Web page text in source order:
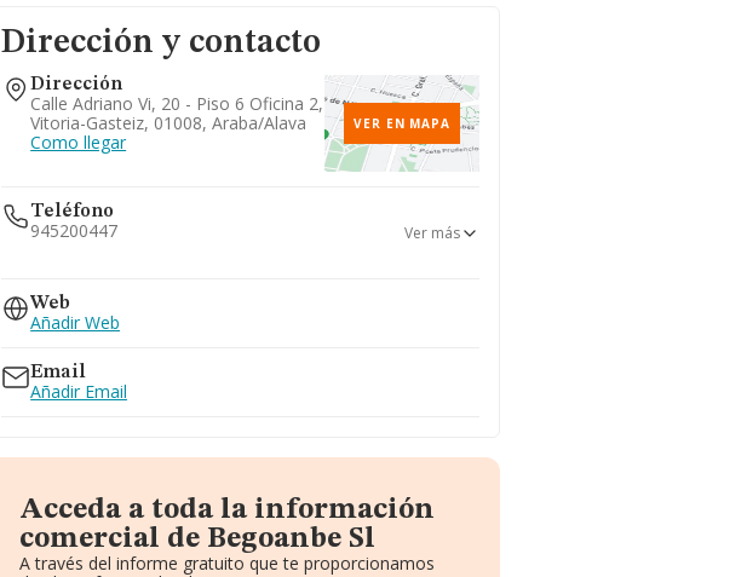
Dirección y contacto
Dirección
Calle Adriano Vi, 20 - Piso 6 Oficina 2,
Vitoria-Gasteiz, 01008, Araba/alava
Como llegar
VER EN MAPA
Teléfono
945200447
945001434
945001435
Ver más
Web
Añadir Web
Email
Añadir Email
Acceda a toda la información
comercial de Begoanbe Sl
A través del informe gratuito que te proporcionamos